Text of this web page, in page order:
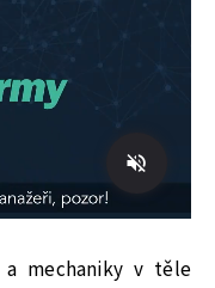
mechaniky v těle